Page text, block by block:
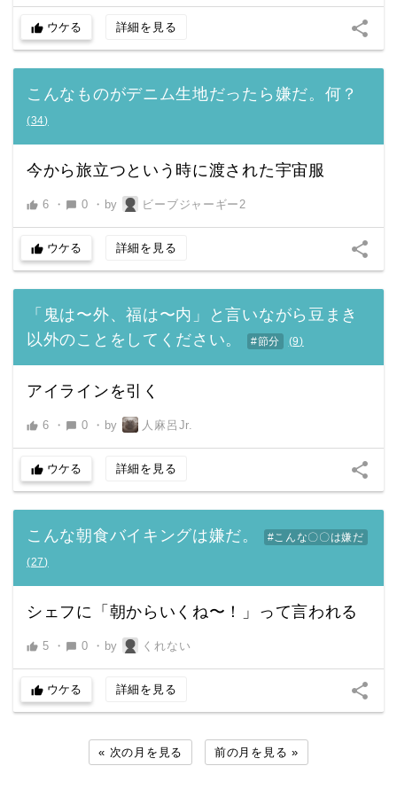
thumb_up ウケる 詳細を見る share
こんなものがデニム生地だったら嫌だ。何？
(34)
今から旅立つという時に渡された宇宙服
thumb_up 6 ・ chat_bubble 0 ・ by ビーブジャーギー2
thumb_up ウケる 詳細を見る share
「鬼は〜外、福は〜内」と言いながら豆まき
以外のことをしてください。
#節分 (9)
アイラインを引く
thumb_up 6 ・ chat_bubble 0 ・ by 人麻呂Jr.
thumb_up ウケる 詳細を見る share
こんな朝食バイキングは嫌だ。
#こんな〇〇は嫌だ
(27)
シェフに「朝からいくね〜！」って言われる
thumb_up 5 ・ chat_bubble 0 ・ by くれない
thumb_up ウケる 詳細を見る share
« 次の月を見る 前の月を見る »